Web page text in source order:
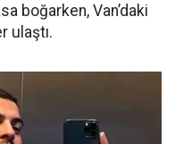
boğarken, Van’daki
ulaştı.